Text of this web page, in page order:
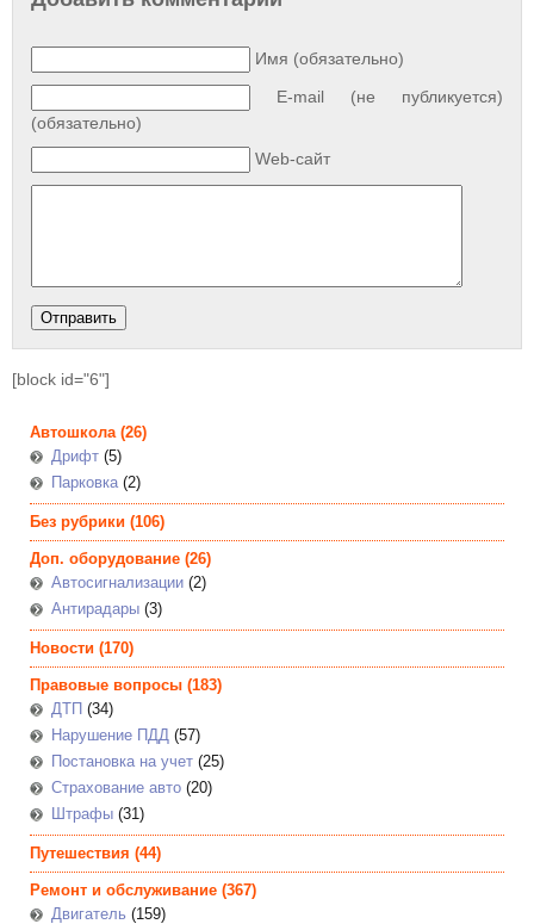
Имя (обязательно)
E-mail (не публикуется)
(обязательно)
Web-сайт
[block id="6"]
Автошкола(26)
Дрифт (5)
Парковка(2)
Без рубрики (106)
Доп. оборудование (26)
Автосигнализации (2)
Антирадары (3)
Новости (170)
Правовые вопросы (183)
ДТП (34)
Нарушение ПДД (57)
Постановка на учет (25)
Страхование авто (20)
Штрафы (31)
Путешествия (44)
Ремонт и обслуживание (367)
Двигатель (159)